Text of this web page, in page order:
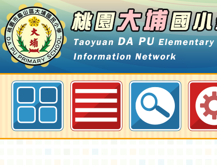
客家委員會「2024學生講客暑期
埔國小全球資訊網